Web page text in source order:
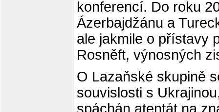
konferencí. Do roku
Ázerbajdžánu a
ale jakmile o přístavy
Rosněft, výnosných
O Lazaňské skupině
souvislosti s
spáchán atentát na